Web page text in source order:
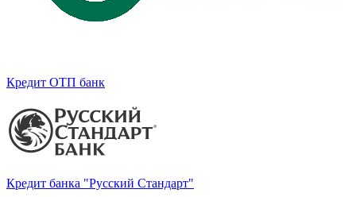
Кредит ОТП банк
Кредит банка "Русский Стандарт"